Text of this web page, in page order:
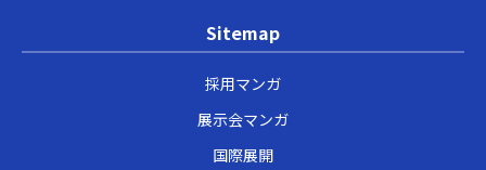
Sitemap
採用マンガ
展示会マンガ
国際展開